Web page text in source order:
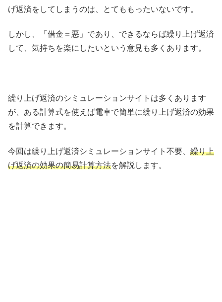
げ返済をしてしまうのは、とてももったいないです。
しかし、「借金＝悪」であり、できるならば繰り上げ返済
して、気持ちを楽にしたいという意見も多くあります。
繰り上げ返済のシミュレーションサイトは多くあります
が、ある計算式を使えば電卓で簡単に繰り上げ返済の効果
を計算できます。
今回は繰り上げ返済シミュレーションサイト不要、 繰り上
げ返済の効果の簡易計算方法を解説します。